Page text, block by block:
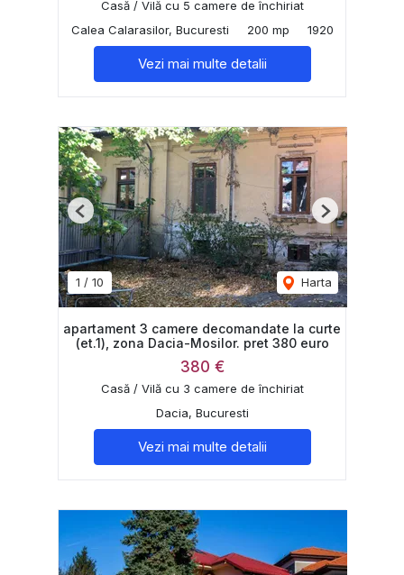
Casă / Vilă cu 5 camere de închiriat
Calea Calarasilor, Bucuresti
200 mp 1920
Vezi mai multe detalii
1 / 10 Harta
Previous Next
apartament 3 camere decomandate la curte
(et.1), zona Dacia-Mosilor. pret 380 euro
380 €
Casă / Vilă cu 3 camere de închiriat
Dacia, Bucuresti
Vezi mai multe detalii